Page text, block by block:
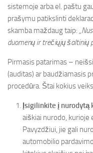
sistemoje arba el. paštu
prašymu patikslinti
skamba maždaug taip:
duomenų ir trečiųjų šaltinių
Pirmasis patarimas –
(auditas) ar baudžiamasis
procedūra. Štai kokius
Įsigilinkite į nurodytą
aiškiai nurodo, kurioje
Pavyzdžiui, jie gali
automobilio